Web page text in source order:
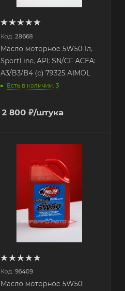
Код: 28668
Масло моторное 5W50 1л,
SportLine, API: SN/CF ACEA:
A3/B3/B4 (с) 79325 AIMOL
Есть в наличии: 3
2 800 ₽/штука
Код: 96409
Масло моторное 5W50